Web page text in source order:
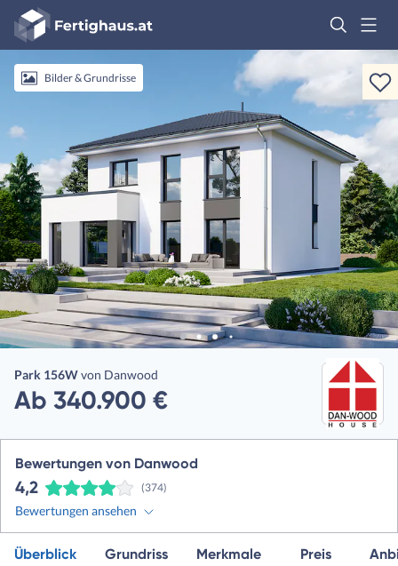
Fertighaus
Logo
AnmeldenBilder & Grundrisse
Park 156Wvon Danwood
Ab 340.900 €
Bewertungen von Danwood
4,2 (374)
Bewertungen ansehen
Überblick Grundriss Merkmale Preis